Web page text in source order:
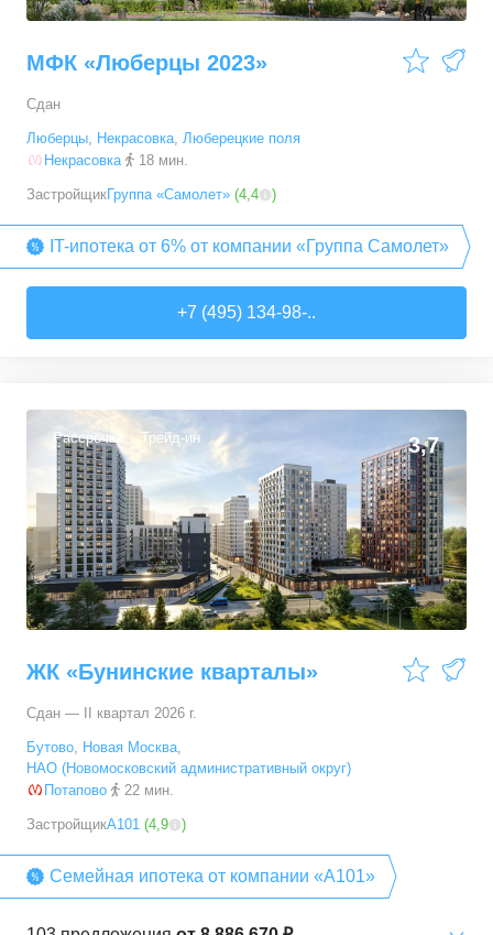
МФК «Люберцы 2023»
Сдан
Люберцы, Некрасовка, Люберецкие поля
Некрасовка
18 мин.
ЗастройщикГруппа «Самолет» (4,4 )
IT-ипотека от 6% от компании «Группа Самолет»
+7 (495) 134-98-..
Рассрочка Трейд-ин 3,7
ЖК «Бунинские кварталы»
Сдан — II квартал 2026 г.
Бутово, Новая Москва,
НАО (Новомосковский административный округ)
Потапово
22 мин.
ЗастройщикА101 (4,9 )
Семейная ипотека от компании «А101»